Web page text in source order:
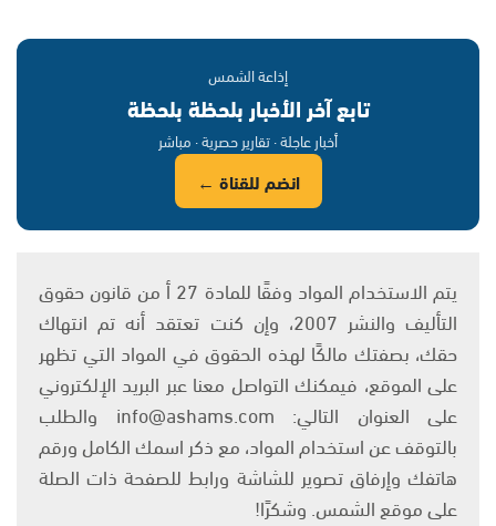
إذاعة الشمس
تابع آخر الأخبار بلحظة بلحظة
أخبار عاجلة · تقارير حصرية · مباشر
انضم للقناة ←
يتم الاستخدام المواد وفقًا للمادة 27 أ من قانون حقوق
التأليف والنشر 2007، وإن كنت تعتقد أنه تم انتهاك
حقك، بصفتك مالكًا لهذه الحقوق في المواد التي تظهر
على الموقع، فيمكنك التواصل معنا عبر البريد الإلكتروني
على العنوان التالي: info@ashams.com والطلب
بالتوقف عن استخدام المواد، مع ذكر اسمك الكامل ورقم
هاتفك وإرفاق تصوير للشاشة ورابط للصفحة ذات الصلة
على موقع الشمس. وشكرًا!